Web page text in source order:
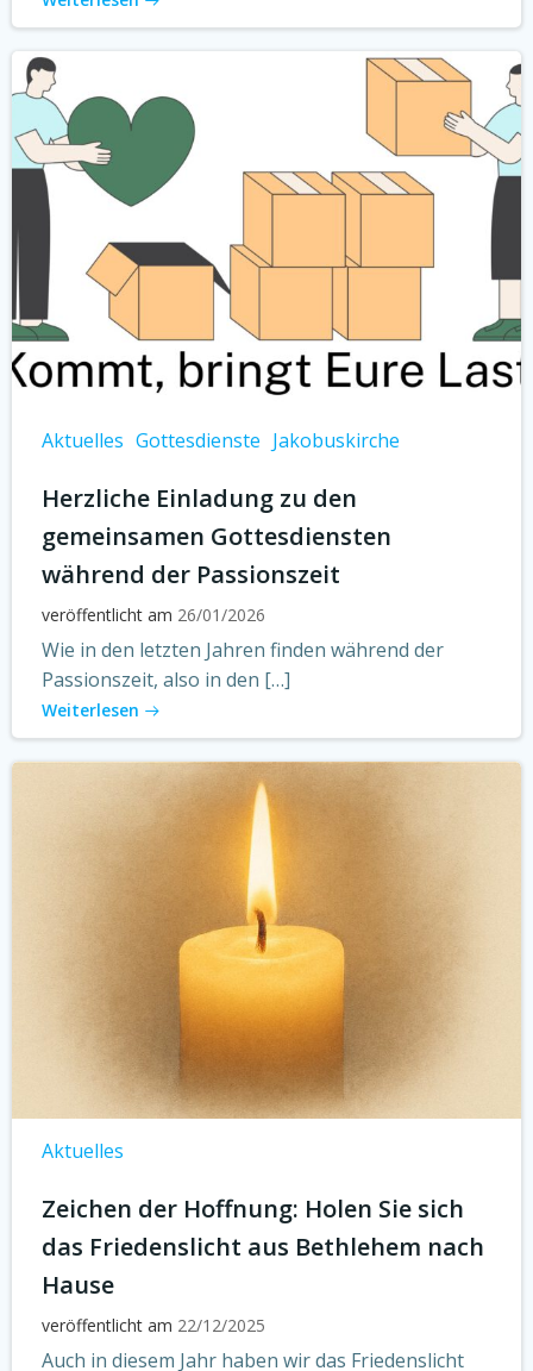
Aktuelles Gottesdienste Jakobuskirche
Herzliche Einladung zu den
gemeinsamen Gottesdiensten
während der Passionszeit
veröffentlicht am 26/01/2026
Wie in den letzten Jahren finden während der
Passionszeit, also in den […]
Weiterlesen
Aktuelles
Zeichen der Hoffnung: Holen Sie sich
das Friedenslicht aus Bethlehem nach
Hause
veröffentlicht am 22/12/2025
Auch in diesem Jahr haben wir das Friedenslicht